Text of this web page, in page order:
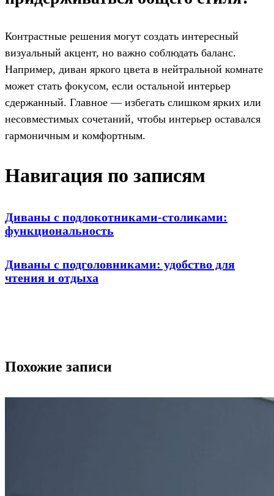
Контрастные решения могут создать интересный
визуальный акцент, но важно соблюдать баланс.
Например, диван яркого цвета в нейтральной комнате
может стать фокусом, если остальной интерьер
сдержанный. Главное — избегать слишком ярких или
несовместимых сочетаний, чтобы интерьер оставался
гармоничным и комфортным.
Навигация по записям
Диваны с подлокотниками-столиками:
функциональность
Диваны с подголовниками: удобство для
чтения и отдыха
Похожие записи